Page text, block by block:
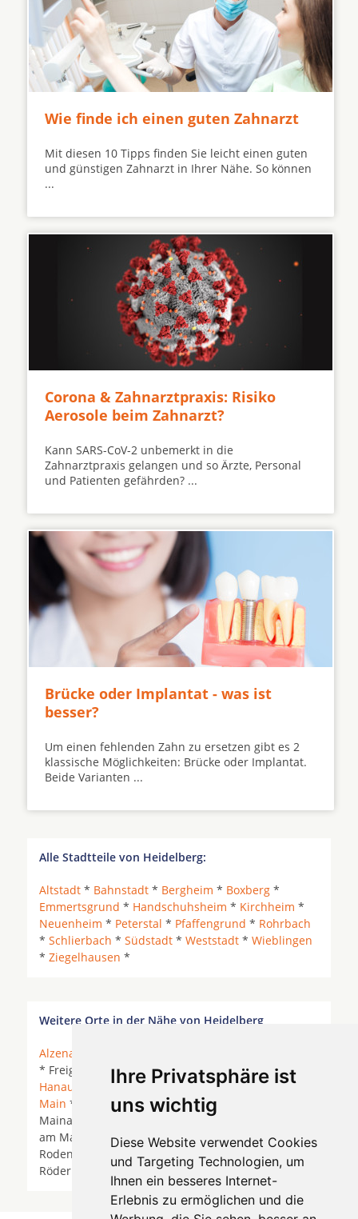
Ihre Privatsphäre ist
uns wichtig
Diese Website verwendet Cookies
und Targeting Technologien, um
Ihnen ein besseres Internet-
Erlebnis zu ermöglichen und die
Wie finde ich einen guten Zahnarzt
Mit diesen 10 Tipps finden Sie leicht einen guten
und günstigen Zahnarzt in Ihrer Nähe. So können
...
Corona & Zahnarztpraxis: Risiko
Aerosole beim Zahnarzt?
Kann SARS-CoV-2 unbemerkt in die
Zahnarztpraxis gelangen und so Ärzte, Personal
und Patienten gefährden? ...
Brücke oder Implantat - was ist
besser?
Um einen fehlenden Zahn zu ersetzen gibt es 2
klassische Möglichkeiten: Brücke oder Implantat.
Beide Varianten ...
Alle Stadtteile von Heidelberg:
Altstadt * Bahnstadt * Bergheim * Boxberg *
Emmertsgrund * Handschuhsheim * Kirchheim *
Neuenheim * Peterstal * Pfaffengrund * Rohrbach
* Schlierbach * Südstadt * Weststadt * Wieblingen
* Ziegelhausen *
Weitere Orte in der Nähe von Heidelberg
Alzenau
* Freigericht *Großkrotzenburg*Hainburg *
Hanau
Heusenstamm* Johannesberg*Kahl am
Main * Karlstein am Main*Kleinostheim
Mainaschaff *
* Mömbris * Mühlheim
am Main *
Obertshausen* Offenbach am Main *
Rodenbach (Main-Kinzig-Kreis) *
Rodgau
*
Rödermark * Seligenstadt*Stockstadt am Main*